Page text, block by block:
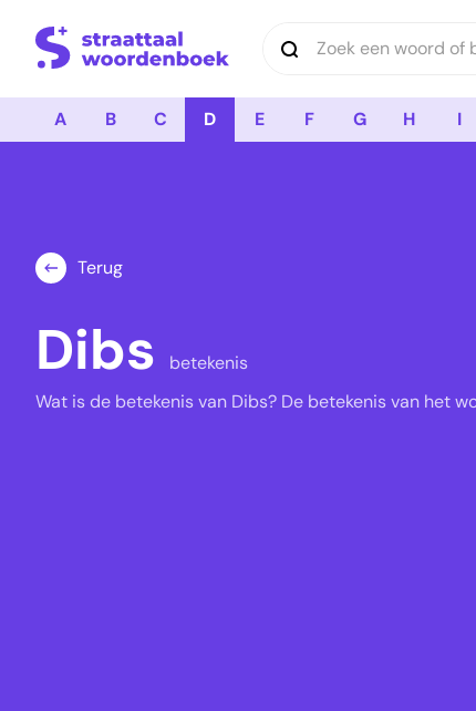
Logo Straattaal Woordenboek
A B C D E F G H I
Terug
Dibs
betekenis
Wat is de betekenis van Dibs? De betekenis van het